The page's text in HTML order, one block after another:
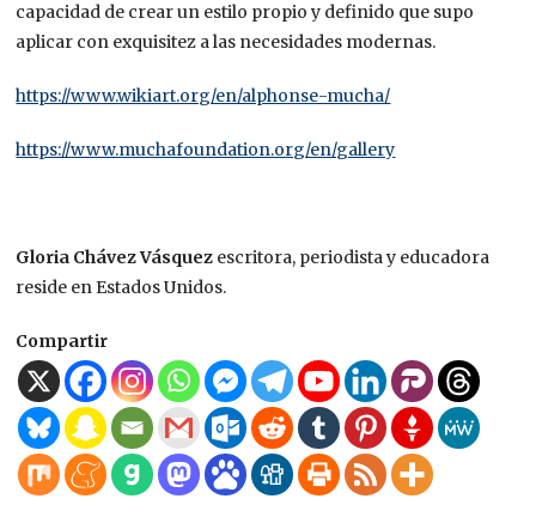
capacidad de crear un estilo propio y definido que supo
aplicar con exquisitez a las necesidades modernas.
https://www.wikiart.org/en/alphonse-mucha/
https://www.muchafoundation.org/en/gallery
Gloria Chávez Vásquez escritora, periodista y educadora
reside en Estados Unidos.
Compartir